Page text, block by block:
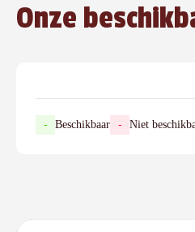
Onze
- Beschikbaar - Niet